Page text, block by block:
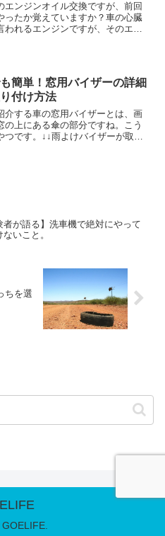
エンジンオイル交換ですが、前回
ったか覚えていますか？車の心臓
われるエンジンですが、そのエン
それだけ重要なもの...
簡単！窓用バイザーの詳細
付け方法
介する車の窓用バイザーとは、画
の上にある傘の部分ですね。こう
つです。↓↓雨よけバイザーが取り
者が語る】洗車機で絶対にやって
いこと。
ちを選